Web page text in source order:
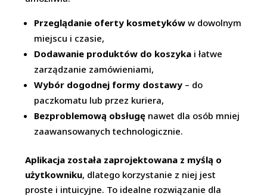
Przeglądanie oferty kosmetyków w dowolnym
miejscu i czasie,
Dodawanie produktów do koszyka i łatwe
zarządzanie zamówieniami,
Wybór dogodnej formy dostawy – do
paczkomatu lub przez kuriera,
Bezproblemową obsługę nawet dla osób mniej
zaawansowanych technologicznie.
Aplikacja została zaprojektowana z myślą o
użytkowniku, dlatego korzystanie z niej jest
proste i intuicyjne. To idealne rozwiązanie dla